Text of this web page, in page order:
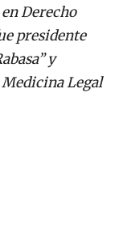
Derecho
presidente
y
Legal